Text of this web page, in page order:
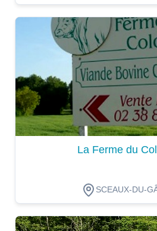
Dégustation
La Ferme du
SCEAUX-DU-